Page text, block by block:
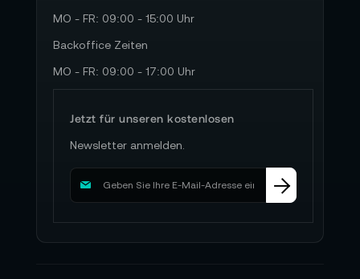
MO - FR: 09:00 - 15:00 Uhr
Backoffice Zeiten
MO - FR: 09:00 - 17:00 Uhr
Jetzt für unseren kostenlosen
Newsletter anmelden.
M
d